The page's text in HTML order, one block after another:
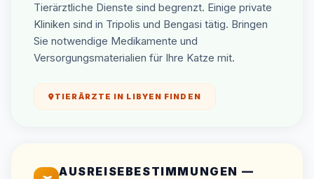
Tierärztliche Dienste sind begrenzt. Einige private
Kliniken sind in Tripolis und Bengasi tätig. Bringen
Sie notwendige Medikamente und
Versorgungsmaterialien für Ihre Katze mit.
TIERÄRZTE IN LIBYEN FINDEN
AUSREISEBESTIMMUNGEN —